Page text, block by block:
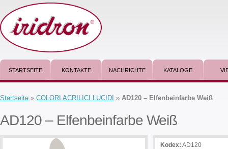
STARTSEITE KONTAKTE NACHRICHTE KATALOGE
Startseite » COLORI ACRILICI LUCIDI » AD120 – Elfenbeinfarbe Weiß
AD120 – Elfenbeinfarbe Weiß
Kodex: AD120